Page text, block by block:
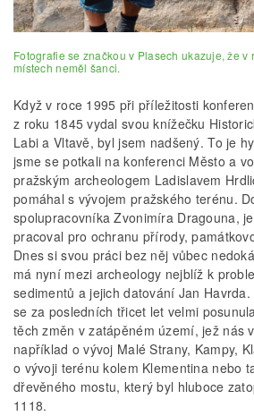
Fotografie se značkou v Plasech ukazuje, že v
místech neměl šanci.
Když v roce 1995 při příležitosti
z roku 1845 vydal svou knížečku
Labi a Vltavě, byl jsem nadšený. To je
jsme se potkali na konferenci Město a
pražským archeologem Ladislavem
pomáhal s vývojem pražského terénu.
spolupracovníka Zvonimíra Dragouna,
pracoval pro ochranu přírody,
Dnes si svou práci bez něj vůbec
má nyní mezi archeology nejblíž k
sedimentů a jejich datování Jan
se za posledních třicet let velmi
těch změn v zatápěném území, jež nás
například o vývoj Malé Strany, Kampy,
o vývoji terénu kolem Klementina nebo
dřevěného mostu, který byl hluboce
1118.